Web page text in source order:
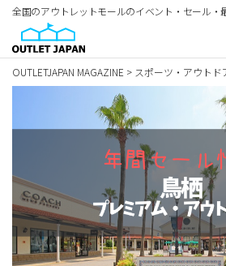
全国のアウトレットモールのイベント・セール・
OUTLETJAPAN MAGAZINE > スポーツ・アウトド